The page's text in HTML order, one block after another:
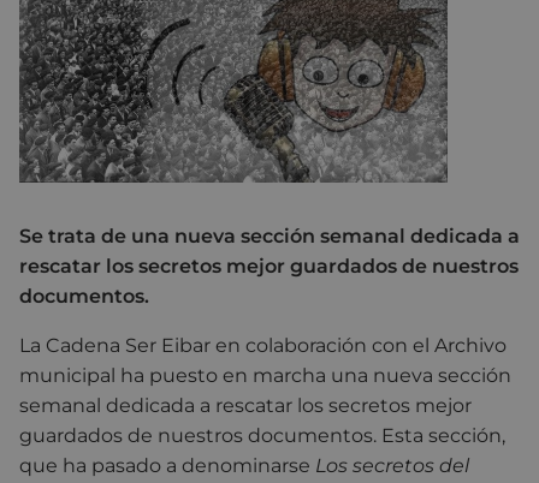
Se trata de una nueva sección semanal dedicada a
rescatar los secretos mejor guardados de nuestros
documentos.
La Cadena Ser Eibar en colaboración con el Archivo
municipal ha puesto en marcha una nueva sección
semanal dedicada a rescatar los secretos mejor
guardados de nuestros documentos. Esta sección,
que ha pasado a denominarse Los secretos del